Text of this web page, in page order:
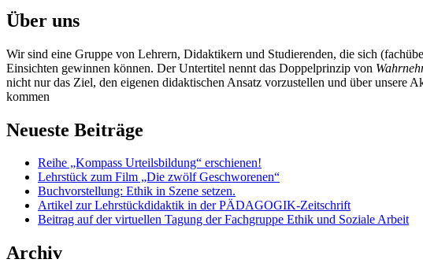
Über uns
Wir sind eine Gruppe von Lehrern, Didaktikern und Studierenden, die sich
Einsichten gewinnen können. Der Untertitel nennt das Doppelprinzip von
nicht nur das Ziel, den eigenen didaktischen Ansatz vorzustellen und über unsere
kommen
Neueste Beiträge
Reihe „Kompass Urteilsbildung“ erschienen!
Lehrstück zum Film „Die zwölf Geschworenen“
Buchvorstellung: Ethik in Szene setzen.
Artikel zur Lehrstückdidaktik in der PÄDAGOGIK-Zeitschrift
Beitrag auf der virtuellen Tagung der Fachgruppe Ethik und Soziale Arbeit
Archiv